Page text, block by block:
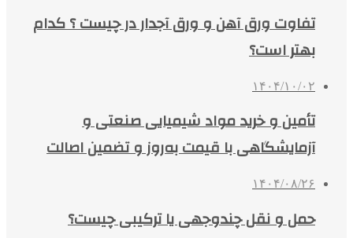
تفاوت ورق آهن و ورق آجدار در چیست ؟ کدام
بهتر است؟
۱۴۰۴/۱۰/۰۲
تأمین و خرید مواد شیمیایی صنعتی و
آزمایشگاهی با قیمت به‌روز و تضمین اصالت
۱۴۰۴/۰۸/۲۶
حمل و نقل چندوجهی یا ترکیبی چیست؟